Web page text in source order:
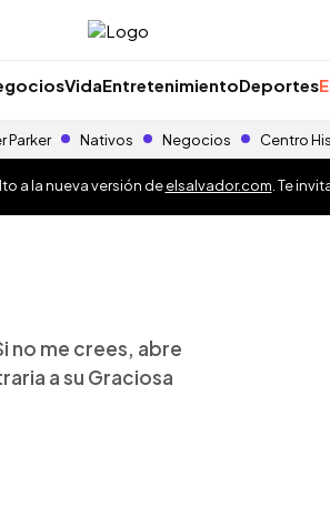
VidaEntretenimientoDeportes
Parker Nativos Negocios Centro
a la nueva versión deelsalvador.com . Te
no me crees, abre
a su Graciosa